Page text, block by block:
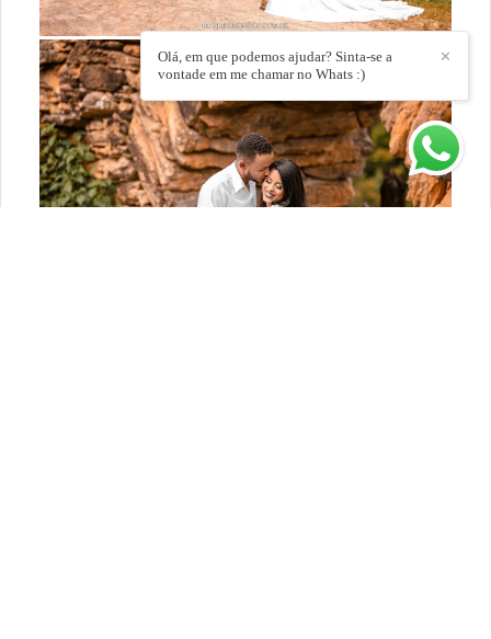
✕
Olá, em que podemos ajudar? Sinta-se a
vontade em me chamar no Whats :)